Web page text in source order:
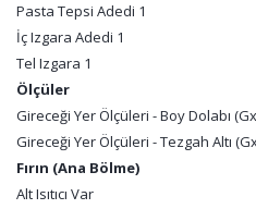
Pasta Tepsi Adedi 1
İç Izgara Adedi 1
Tel Izgara 1
Ölçüler
Gireceği Yer Ölçüleri - Boy Dolabı
Gireceği Yer Ölçüleri - Tezgah Altı
Fırın (Ana Bölme)
Alt Isıtıcı Var